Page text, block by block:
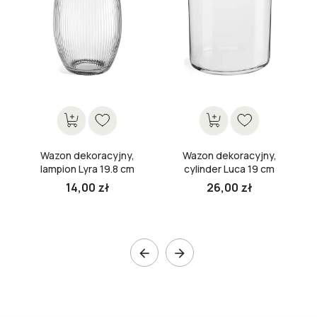
Wazon dekoracyjny,
lampion Lyra 19.8 cm
14,00 zł
Wazon dekoracyjny,
cylinder Luca 19 cm
26,00 zł
 